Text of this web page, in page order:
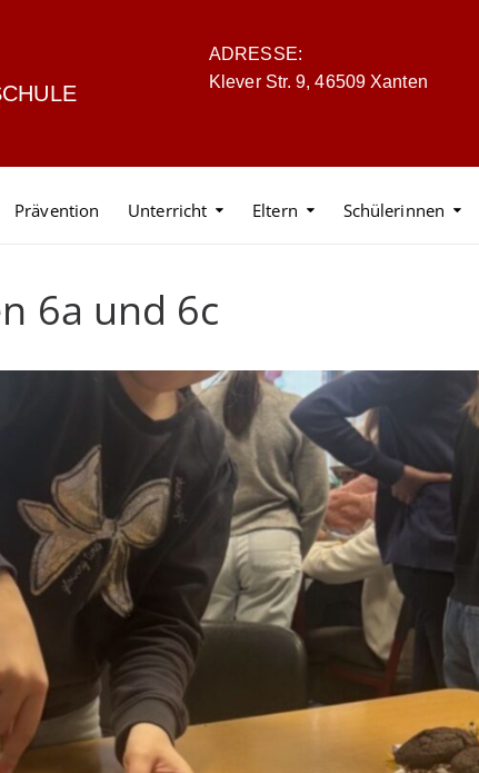
ADRESSE:
Klever Str. 9, 46509 Xanten
Prävention Unterricht Eltern Schülerinnen
6a und 6c